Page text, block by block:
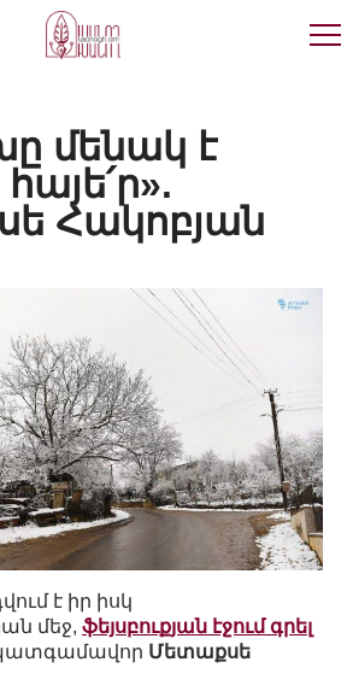
մենակ է
Հակոբյան
է իր իսկ
մեջ, ֆեյսբուքյան էջում գրել
Մետաքսե